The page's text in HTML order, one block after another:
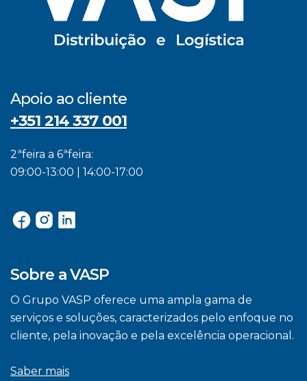
Apoio ao cliente
+351 214 337 001
2ªfeira a 6ªfeira:
09:00-13:00 | 14:00-17:00
Sobre a VASP
O Grupo VASP oferece uma ampla gama de
serviços e soluções, caracterizados pelo enfoque no
cliente, pela inovação e pela excelência operacional.
Saber mais